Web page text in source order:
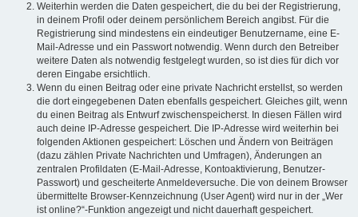
Weiterhin werden die Daten gespeichert, die du bei der Registrierung,
in deinem Profil oder deinem persönlichem Bereich angibst. Für die
Registrierung sind mindestens ein eindeutiger Benutzername, eine E-
Mail-Adresse und ein Passwort notwendig. Wenn durch den Betreiber
weitere Daten als notwendig festgelegt wurden, so ist dies für dich vor
deren Eingabe ersichtlich.
Wenn du einen Beitrag oder eine private Nachricht erstellst, so werden
die dort eingegebenen Daten ebenfalls gespeichert. Gleiches gilt, wenn
du einen Beitrag als Entwurf zwischenspeicherst. In diesen Fällen wird
auch deine IP-Adresse gespeichert. Die IP-Adresse wird weiterhin bei
folgenden Aktionen gespeichert: Löschen und Ändern von Beiträgen
(dazu zählen Private Nachrichten und Umfragen), Änderungen an
zentralen Profildaten (E-Mail-Adresse, Kontoaktivierung, Benutzer-
Passwort) und gescheiterte Anmeldeversuche. Die von deinem Browser
übermittelte Browser-Kennzeichnung (User Agent) wird nur in der „Wer
ist online?“-Funktion angezeigt und nicht dauerhaft gespeichert.